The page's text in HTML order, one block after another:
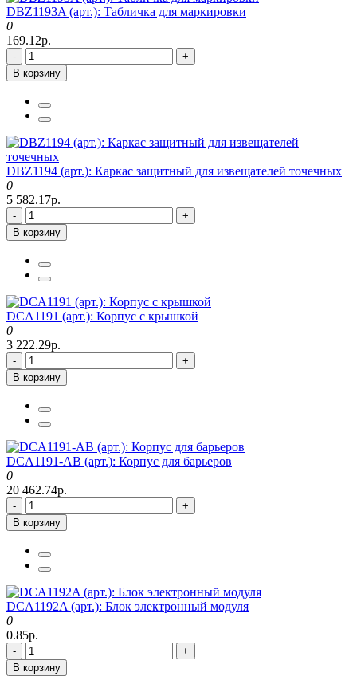
DBZ1193A (арт.): Табличка для маркировки
0
169.12р.
-
+
В корзину
DBZ1194 (арт.): Каркас защитный для извещателей точечных
0
5 582.17р.
-
+
В корзину
DCA1191 (арт.): Корпус с крышкой
0
3 222.29р.
-
+
В корзину
DCA1191-AB (арт.): Корпус для барьеров
0
20 462.74р.
-
+
В корзину
DCA1192A (арт.): Блок электронный модуля
0
0.85р.
-
+
В корзину